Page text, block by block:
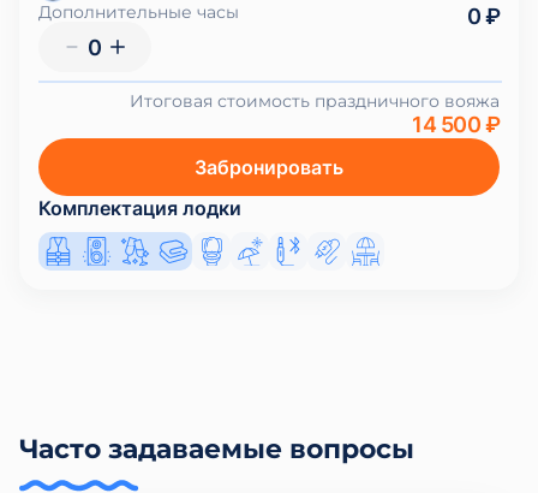
Дополнительные часы
0
0 ₽
Итоговая стоимость праздничного вояжа
14 500 ₽
Забронировать
Комплектация лодки
Часто задаваемые вопросы